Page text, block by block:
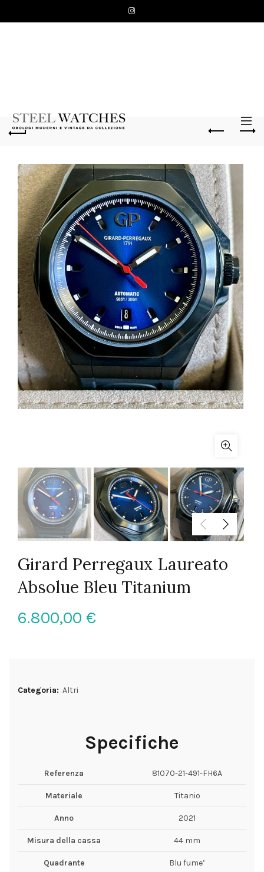
Girard Perregaux Laureato
Absolue Bleu Titanium
6.800,00 €
Categoria: Altri
Specifiche
Referenza 81070-21-491-FH6A
Materiale Titanio
Anno 2021
Misura della cassa 44 mm
Quadrante Blu fume’